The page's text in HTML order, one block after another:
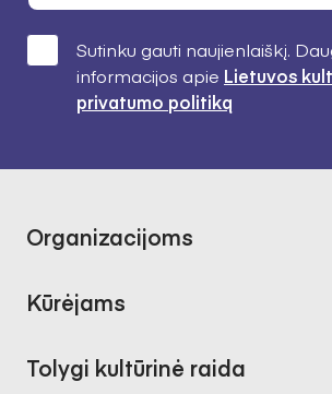
Sutinku gauti naujienlaiškį.
informacijos apie Lietuvos
privatumo politiką
Organizacijoms
Kūrėjams
Tolygi kultūrinė raida